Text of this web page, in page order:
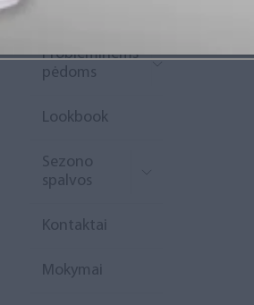
Probleminėms
pėdoms
Lookbook
Sezono
spalvos
Kontaktai
Mokymai